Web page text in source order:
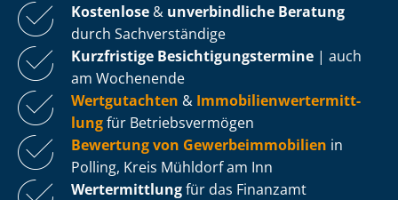
Kostenlose & unverbindliche Beratung
durch Sachverständige
Kurzfristige Be­sich­ti­gungs­ter­mi­ne | auch
am Wochenende
Wertgutachten & Im­mo­bi­li­en­wert­ermitt­
lungfür Be­triebs­ver­mö­gen
Bewertung von Ge­wer­be­im­mo­bi­li­en in
Polling, Kreis Mühldorf am Inn
Wertermittlungfür das Finanzamt